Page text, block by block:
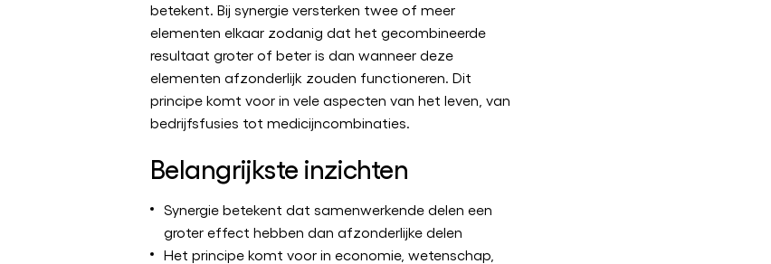
betekent. Bij synergie versterken twee of meer
elementen elkaar zodanig dat het gecombineerde
resultaat groter of beter is dan wanneer deze
elementen afzonderlijk zouden functioneren. Dit
principe komt voor in vele aspecten van het leven, van
bedrijfsfusies tot medicijncombinaties.
Belangrijkste inzichten
Synergie betekent dat samenwerkende delen een
groter effect hebben dan afzonderlijke delen
Het principe komt voor in economie, wetenschap,